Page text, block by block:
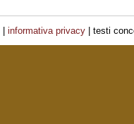
informativa privacy| testi